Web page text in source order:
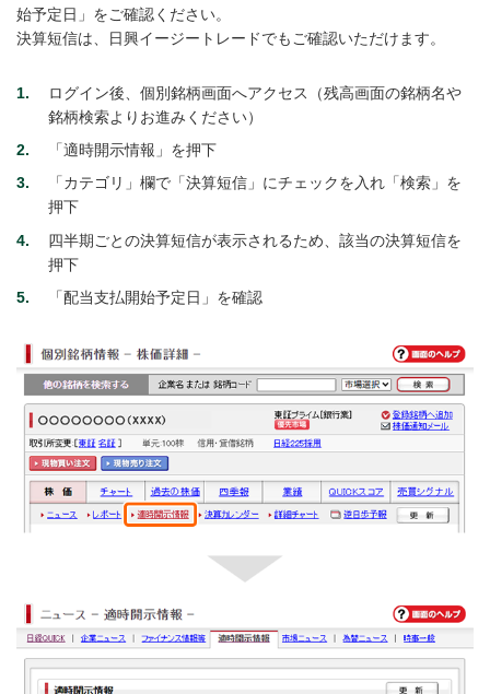
始予定日」をご確認ください。
決算短信は、日興イージートレードでもご確認いただけます。
1
ログイン後、個別銘柄画面へアクセス（残高画面の銘柄名や
銘柄検索よりお進みください）
2
「適時開示情報」を押下
3
「カテゴリ」欄で「決算短信」にチェックを入れ「検索」を
押下
4
四半期ごとの決算短信が表示されるため、該当の決算短信を
押下
5
「配当支払開始予定日」を確認